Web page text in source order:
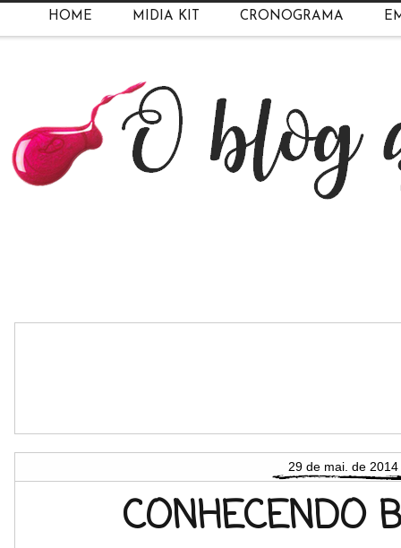
HOME MIDIA KIT CRONOGRAMA
29 de mai. de 2014
CONHECENDO